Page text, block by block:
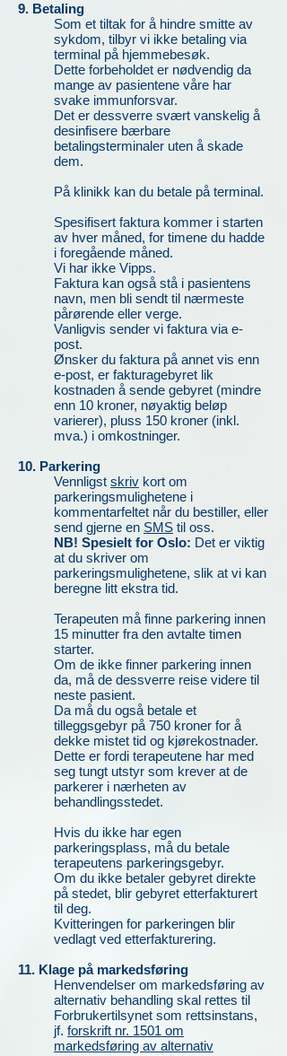
9. Betaling
Som et tiltak for å hindre smitte av
sykdom, tilbyr vi ikke betaling via
terminal på hjemmebesøk.
Dette forbeholdet er nødvendig da
mange av pasientene våre har
svake immunforsvar.
Det er dessverre svært vanskelig å
desinfisere bærbare
betalingsterminaler uten å skade
dem.
På klinikk kan du betale på terminal.
Spesifisert faktura kommer i starten
av hver måned, for timene du hadde
i foregående måned.
Vi har ikke Vipps.
Faktura kan også stå i pasientens
navn, men bli sendt til nærmeste
pårørende eller verge.
Vanligvis sender vi faktura via e-
post.
Ønsker du faktura på annet vis enn
e-post, er fakturagebyret lik
kostnaden å sende gebyret (mindre
enn 10 kroner, nøyaktig beløp
varierer), pluss 150 kroner (inkl.
mva.) i omkostninger.
10. Parkering
Vennligst skriv kort om
parkeringsmulighetene i
kommentarfeltet når du bestiller, eller
send gjerne en SMS til oss.
NB! Spesielt for Oslo: Det er viktig
at du skriver om
parkeringsmulighetene, slik at vi kan
beregne litt ekstra tid.
Terapeuten må finne parkering innen
15 minutter fra den avtalte timen
starter.
Om de ikke finner parkering innen
da, må de dessverre reise videre til
neste pasient.
Da må du også betale et
tilleggsgebyr på 750 kroner for å
dekke mistet tid og kjørekostnader.
Dette er fordi terapeutene har med
seg tungt utstyr som krever at de
parkerer i nærheten av
behandlingsstedet.
Hvis du ikke har egen
parkeringsplass, må du betale
terapeutens parkeringsgebyr.
Om du ikke betaler gebyret direkte
på stedet, blir gebyret etterfakturert
til deg.
Kvitteringen for parkeringen blir
vedlagt ved etterfakturering.
11. Klage på markedsføring
Henvendelser om markedsføring av
alternativ behandling skal rettes til
Forbrukertilsynet som rettsinstans,
jf. forskrift nr. 1501 om
markedsføring av alternativ